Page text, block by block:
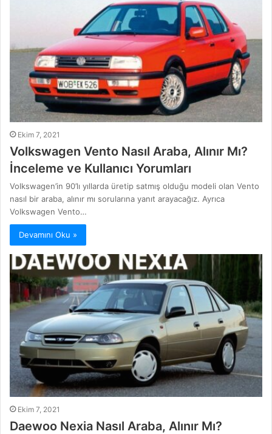
Ekim 7, 2021
Volkswagen Vento Nasıl Araba, Alınır Mı?
İnceleme ve Kullanıcı Yorumları
Volkswagen’in 90’lı yıllarda üretip satmış olduğu modeli olan Vento
nasıl bir araba, alınır mı sorularına yanıt arayacağız. Ayrıca
Volkswagen Vento…
Devamını Oku »
Ekim 7, 2021
Daewoo Nexia Nasıl Araba, Alınır Mı?